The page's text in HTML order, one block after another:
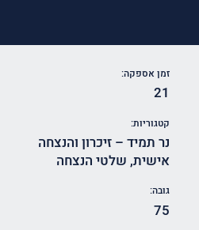
זמן אספקה:
21
קטגוריות:
נר תמיד – זיכרון והנצחה
אישית, שלטי הנצחה
גובה:
75